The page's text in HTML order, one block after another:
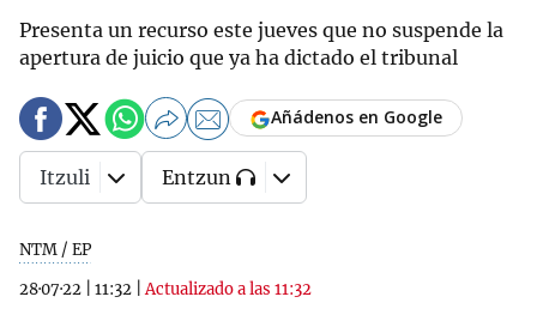
Presenta un recurso este jueves que no suspende la
apertura de juicio que ya ha dictado el tribunal
NTM / EP
28·07·22
11:32 |Actualizado a las 11:32
Añádenos en Google
Itzuli Entzun